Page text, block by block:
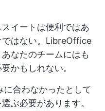
イートは便利ではあ
ではない。LibreOffice
なたのチームにはも
かもしれない。
合わなかったとして
ぶ必要があります。